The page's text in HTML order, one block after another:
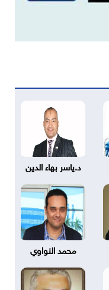
د.ياسر بهاء الدين
محمد النواوي